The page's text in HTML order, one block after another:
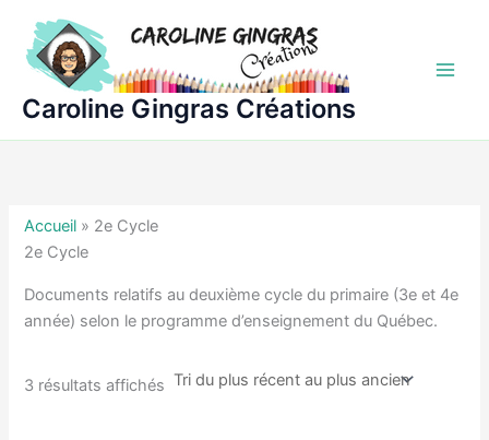
contenu
Caroline Gingras Créations
Accueil » 2e Cycle
2e Cycle
Documents relatifs au deuxième cycle du primaire (3e et 4e
année) selon le programme d’enseignement du Québec.
3 résultats affichés Trié